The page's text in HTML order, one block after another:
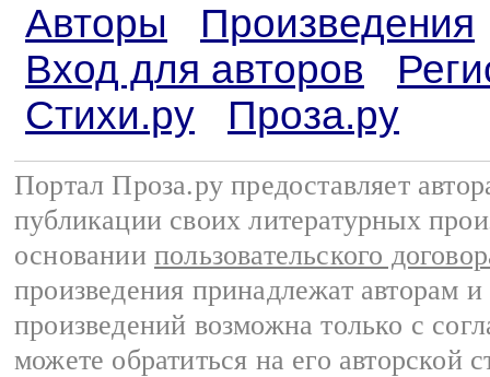
Авторы
Произведения
Вход для авторов
Стихи.ру
Проза.ру
Портал Проза.ру предоставляет
публикации своих литературных
основании пользовательского
произведения принадлежат авторам
произведений возможна только с
можете обратиться на его авторской